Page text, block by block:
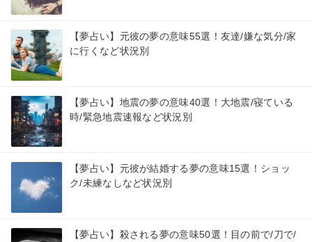
【夢占い】元彼の夢の意味55選！友達/嫌な気分/家
に行くなど状況別
【夢占い】地震の夢の意味40選！大地震/寝ている
時/緊急地震速報など状況別
【夢占い】元彼が結婚する夢の意味15選！ショッ
ク/未練なしなど状況別
【夢占い】殺される夢の意味50選！目の前で/刀で/